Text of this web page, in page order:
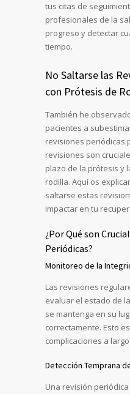
tus citas de
profesionales de la
progreso y detectar
tiempo.
No Saltarse las
con Prótesis de
También he
pacientes a
revisiones periódicas
revisiones son
plazo de la prótesis y
rodilla. Aquí os
saltarse estas
impactar en tu
¿Por Qué son
Periódicas?
Monitoreo de la
Las revisiones
evaluar el estado de
se mantenga en su
correctamente. Esto
complicaciones a
Detección Temprana
Una revisión